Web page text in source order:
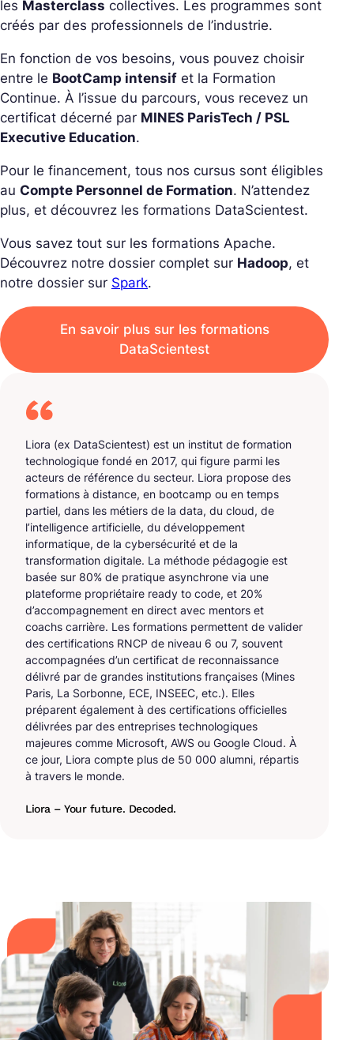
les Masterclass collectives. Les programmes sont
créés par des professionnels de l’industrie.
En fonction de vos besoins, vous pouvez choisir
entre le BootCamp intensif et la Formation
Continue. À l’issue du parcours, vous recevez un
certificat décerné par MINES ParisTech / PSL
Executive Education.
Pour le financement, tous nos cursus sont éligibles
au Compte Personnel de Formation. N’attendez
plus, et découvrez les formations DataScientest.
Vous savez tout sur les formations Apache.
Découvrez notre dossier complet sur Hadoop, et
notre dossier sur Spark.
En savoir plus sur les formations
DataScientest
Liora (ex DataScientest) est un institut de formation
technologique fondé en 2017, qui figure parmi les
acteurs de référence du secteur. Liora propose des
formations à distance, en bootcamp ou en temps
partiel, dans les métiers de la data, du cloud, de
l’intelligence artificielle, du développement
informatique, de la cybersécurité et de la
transformation digitale. La méthode pédagogie est
basée sur 80% de pratique asynchrone via une
plateforme propriétaire ready to code, et 20%
d’accompagnement en direct avec mentors et
coachs carrière. Les formations permettent de valider
des certifications RNCP de niveau 6 ou 7, souvent
accompagnées d’un certificat de reconnaissance
délivré par de grandes institutions françaises (Mines
Paris, La Sorbonne, ECE, INSEEC, etc.). Elles
préparent également à des certifications officielles
délivrées par des entreprises technologiques
majeures comme Microsoft, AWS ou Google Cloud. À
ce jour, Liora compte plus de 50 000 alumni, répartis
à travers le monde.
Liora – Your future. Decoded.